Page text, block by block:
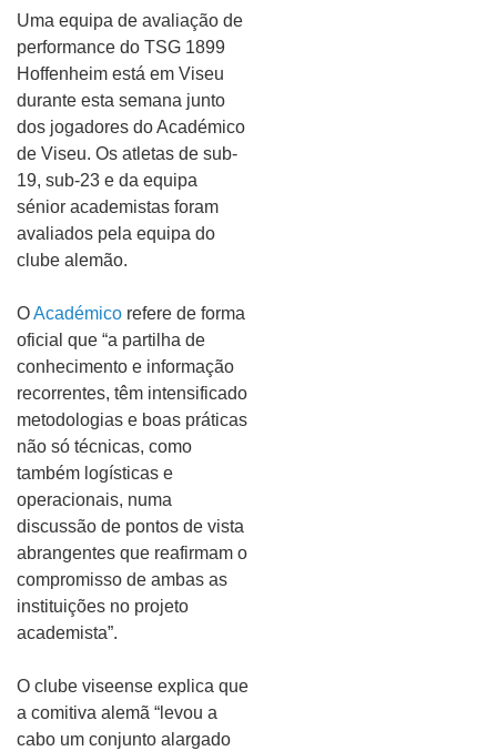
Uma equipa de avaliação de
performance do TSG 1899
Hoffenheim está em Viseu
durante esta semana junto
dos jogadores do Académico
de Viseu. Os atletas de sub-
19, sub-23 e da equipa
sénior academistas foram
avaliados pela equipa do
clube alemão.
OAcadémico refere de forma
oficial que “a partilha de
conhecimento e informação
recorrentes, têm intensificado
metodologias e boas práticas
não só técnicas, como
também logísticas e
operacionais, numa
discussão de pontos de vista
abrangentes que reafirmam o
compromisso de ambas as
instituições no projeto
academista”.
O clube viseense explica que
a comitiva alemã “levou a
cabo um conjunto alargado